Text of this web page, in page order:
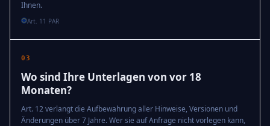
Ihnen.
Art. 11 PAR
03
Wo sind Ihre Unterlagen von vor 18
Monaten?
Art. 12 verlangt die Aufbewahrung aller Hinweise, Versionen und
Änderungen über 7 Jahre. Wer sie auf Anfrage nicht vorlegen kann,